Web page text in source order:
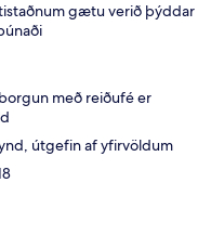
gætu verið þýddar
með reiðufé er
útgefin af yfirvöldum